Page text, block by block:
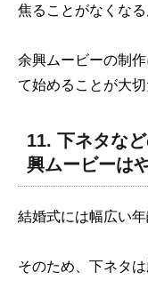
焦ることがなくなる
余興ムービーの制
て始めることが大切
11. 下ネタな
興ムービーは
結婚式には幅広い
そのため、下ネタは